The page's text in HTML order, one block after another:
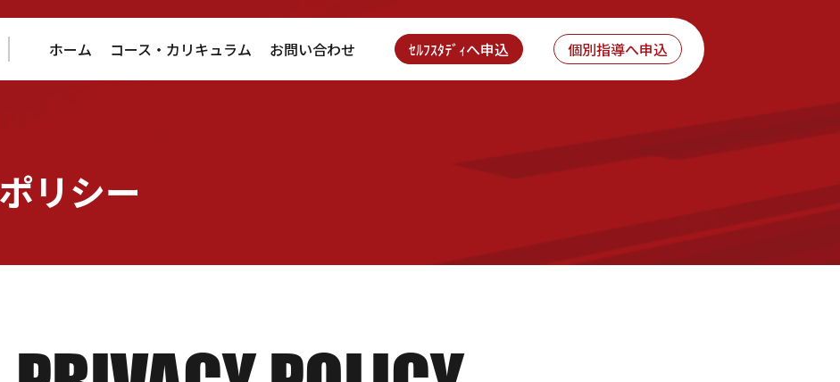
ホーム コース・カリキュラム お問い合わせ ｾﾙﾌｽﾀﾃﾞｨへ申込 個別指導へ申込
リシー